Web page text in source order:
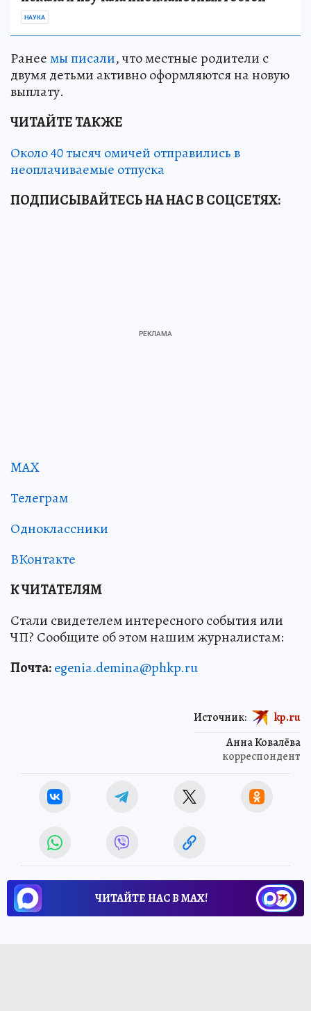
НАУКА
Ранеемы писали, что местные родители с
двумя детьми активно оформляются на новую
выплату.
ЧИТАЙТЕ ТАКЖЕ
Около 40 тысяч омичей отправились в
неоплачиваемые отпуска
ПОДПИСЫВАЙТЕСЬ НА НАС В СОЦСЕТЯХ:
MAX
Телеграм
Одноклассники
ВКонтакте
К ЧИТАТЕЛЯМ
Стали свидетелем интересного события или
ЧП? Сообщите об этом нашим журналистам:
Почта:egenia.demina@phkp.ru
Анна Ковалёва
корреспондент
Источник: kp.ru
ЧИТАЙТЕ НАС В МАХ!